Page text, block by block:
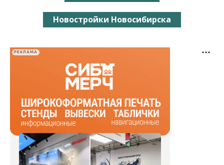
Новостройки Новосибирска
РЕКЛАМА